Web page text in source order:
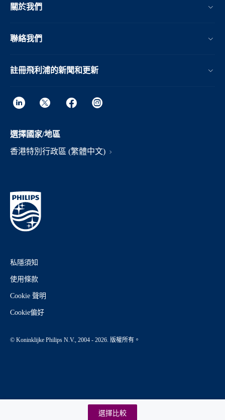
選擇比較
關於我們
聯絡我們
註冊飛利浦的新聞和更新
選擇國家/地區
香港特別行政區 (繁體中文)
私隱須知
使用條款
Cookie 聲明
Cookie偏好
© Koninklijke Philips N.V., 2004 - 2026. 版權所有。